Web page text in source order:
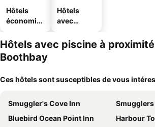
Hôtels
économiq
Hôtels
avec
Hôtels avec piscine à
Boothbay
Ces hôtels sont susceptibles de vous
Smuggler's Cove Inn
Smugglers
Bluebird Ocean Point Inn
Harbour